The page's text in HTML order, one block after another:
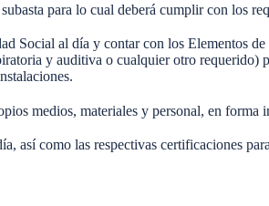
para lo cual deberá cumplir con los
Social al día y contar con los Elementos de
y auditiva o cualquier otro requerido)
medios, materiales y personal, en forma
así como las respectivas certificaciones